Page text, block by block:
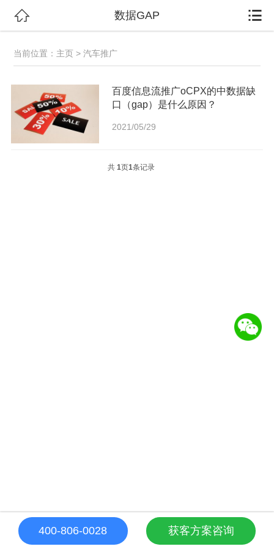
 数据GAP 
当前位置： 主页 > 汽车推广
百度信息流推广oCPX的中数据缺
口（gap）是什么原因？
2021/05/29
共 1页1条记录
400-806-0028 获客方案咨询